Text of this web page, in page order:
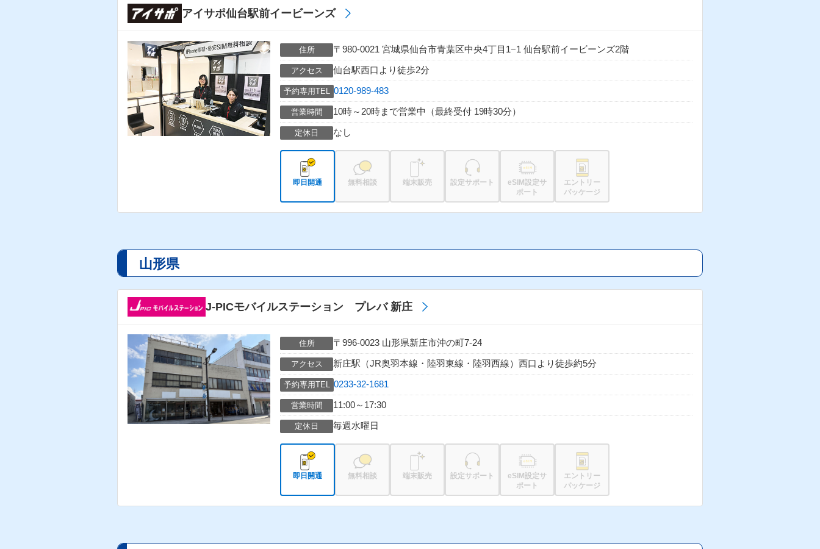
アイサポ仙台駅前イービーンズ
住所 〒980-0021 宮城県仙台市青葉区中央4丁目1−1 仙台駅前イービーンズ2階
アクセス 仙台駅西口より徒歩2分
予約専用TEL 0120-989-483
営業時間 10時～20時まで営業中（最終受付 19時30分）
定休日 なし
即日開通 無料相談 端末販売 設定サポート
eSIM設定サ
ポート
エントリー
パッケージ
山形県
J-PICモバイルステーション プレバ 新庄
住所 〒996-0023 山形県新庄市沖の町7-24
アクセス 新庄駅（JR奥羽本線・陸羽東線・陸羽西線）西口より徒歩約5分
予約専用TEL 0233-32-1681
営業時間 11:00～17:30
定休日 毎週水曜日
即日開通 無料相談 端末販売 設定サポート
eSIM設定サ
ポート
エントリー
パッケージ